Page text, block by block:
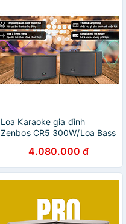
Loa Karaoke gia đình
Zenbos CR5 300W/Loa Bass
Chính Hãng)4.080.000 đ